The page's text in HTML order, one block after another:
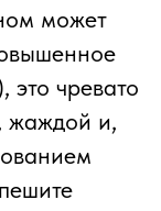
может
это чревато
жаждой и,